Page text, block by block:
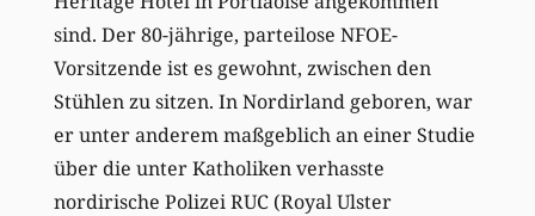
sind. Der 80-jährige, parteilose NFOE-
Vorsitzende ist es gewohnt, zwischen den
Stühlen zu sitzen. In Nordirland geboren, war
er unter anderem maßgeblich an einer Studie
über die unter Katholiken verhasste
nordirische Polizei RUC (Royal Ulster